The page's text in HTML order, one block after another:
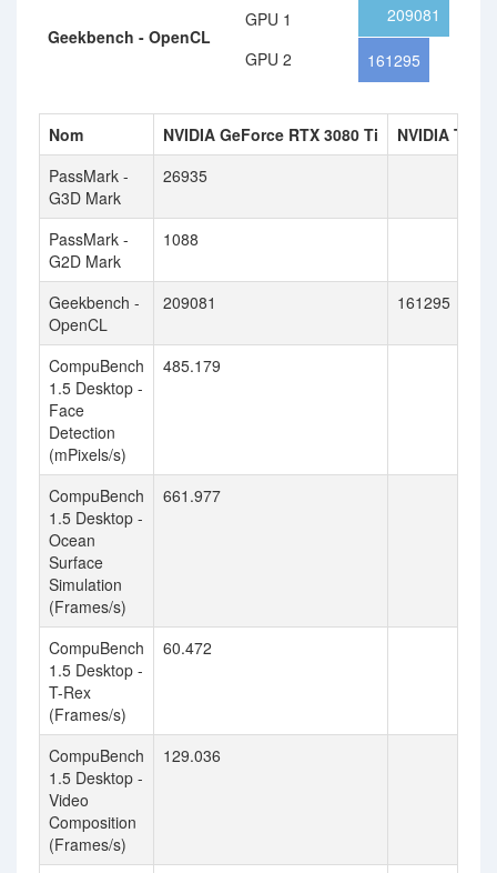
Geekbench - OpenCL
GPU 1
GPU 2
209081
161295
Nom NVIDIA GeForce RTX 3080 Ti
NVIDIA
PassMark -
G3D Mark
26935
PassMark -
G2D Mark
1088
Geekbench -
OpenCL
209081 161295
CompuBench
1.5 Desktop -
Face
Detection
(mPixels/s)
485.179
CompuBench
1.5 Desktop -
Ocean
Surface
Simulation
(Frames/s)
661.977
CompuBench
1.5 Desktop -
T-Rex
(Frames/s)
60.472
CompuBench
1.5 Desktop -
Video
Composition
(Frames/s)
129.036